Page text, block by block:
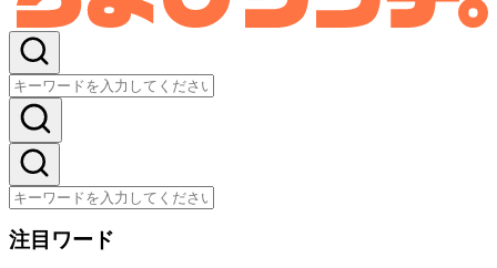
注目ワード